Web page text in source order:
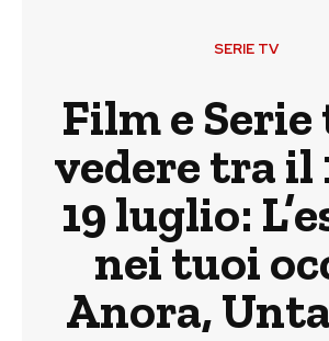
SERIE TV
Film e Serie
vedere tra il
19 luglio:
nei tuoi
Anora,